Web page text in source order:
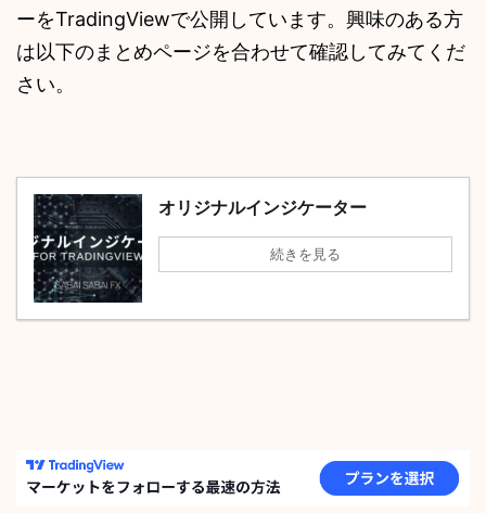
ーをTradingViewで公開しています。興味のある方
は以下のまとめページを合わせて確認してみてくだ
さい。
オリジナルインジケーター
続きを見る